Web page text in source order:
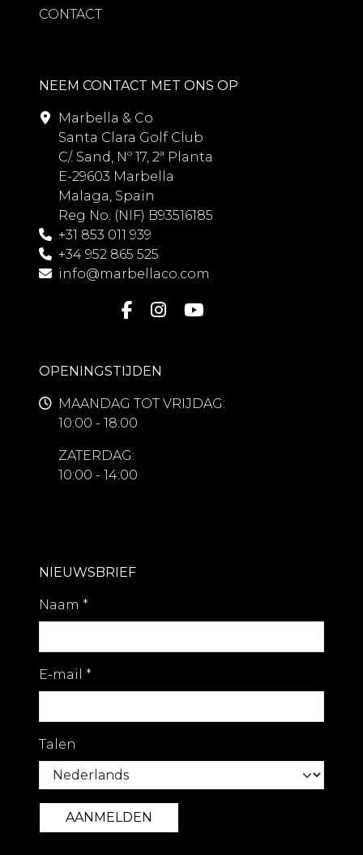
CONTACT
NEEM CONTACT MET ONS OP
Marbella & Co
Santa Clara Golf Club
C/. Sand, Nº 17, 2ª Planta
E-29603 Marbella
Malaga, Spain
Reg No. (NIF) B93516185
+31 853 011 939
+34 952 865 525
info@marbellaco.com
OPENINGSTIJDEN
MAANDAG TOT VRIJDAG:
10:00 - 18:00
ZATERDAG:
10:00 - 14:00
NIEUWSBRIEF
Naam *
E-mail *
Talen